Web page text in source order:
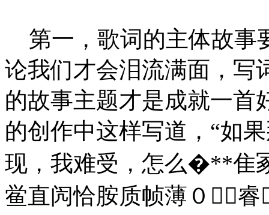
第一，歌词的主体故事
论我们才会泪流满面，写
的故事主题才是成就一首
的创作中这样写道，“如
现，我难受，怎么�**隹
鲎直闶恰胺质帧薄０